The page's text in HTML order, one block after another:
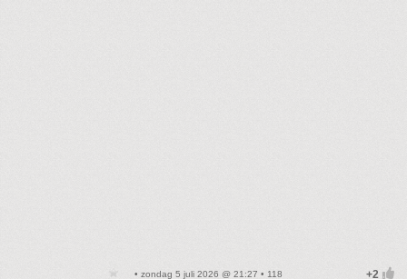
• zondag 5 juli 2026 @ 21:27 • 118